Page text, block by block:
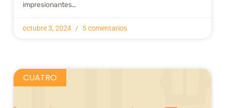
impresionantes…
octubre 3, 2024 5 comentarios
CUATRO